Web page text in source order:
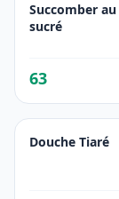
Succomber
sucré
63
Douche Tiaré